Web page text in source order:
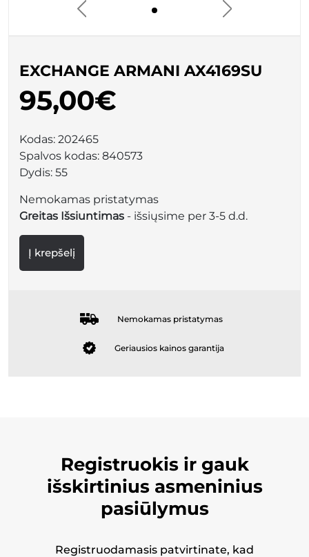
EXCHANGE ARMANI AX4169SU
95,00€
Kodas: 202465
Spalvos kodas: 840573
Dydis: 55
Nemokamas pristatymas
Greitas Išsiuntimas - išsiųsime per 3-5 d.d.
Į krepšelį
Nemokamas pristatymas
Geriausios kainos garantija
Registruokis ir gauk
išskirtinius asmeninius
pasiūlymus
Registruodamasis patvirtinate, kad